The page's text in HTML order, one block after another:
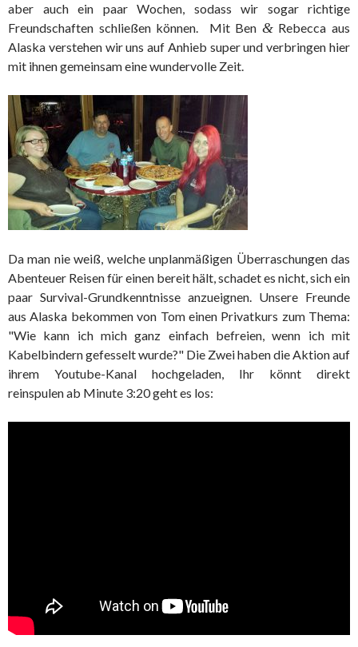
aber auch ein paar Wochen, sodass wir sogar richtige
Freundschaften schließen können. Mit Ben &Rebecca aus
Alaska verstehen wir uns auf Anhieb super und verbringen hier
mit ihnen gemeinsam eine wundervolle Zeit.
Da man nie weiß, welche unplanmäßigen Überraschungen das
Abenteuer Reisen für einen bereit hält, schadet es nicht, sich ein
paar Survival-Grundkenntnisse anzueignen. Unsere Freunde
aus Alaska bekommen von Tom einen Privatkurs zum Thema:
"Wie kann ich mich ganz einfach befreien, wenn ich mit
Kabelbindern gefesselt wurde?" Die Zwei haben die Aktion auf
ihrem Youtube-Kanal hochgeladen, Ihr könnt direkt
reinspulen ab Minute 3:20 geht es los: